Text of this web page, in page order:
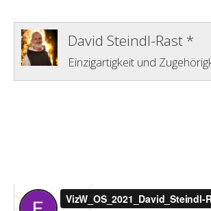
David Steindl-Rast *
Einzigartigkeit und